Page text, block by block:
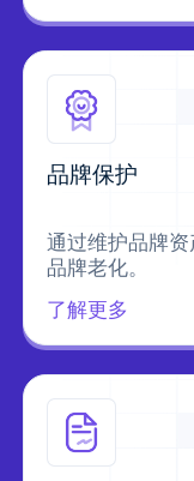
品牌保护
通过维护品牌
品牌老化。
了解更多